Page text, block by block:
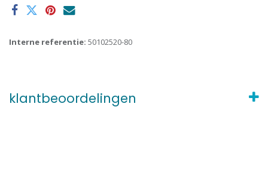
Interne referentie: 50102520-80
klantbeoordelingen